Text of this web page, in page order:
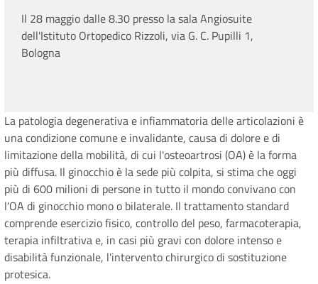
Il 28 maggio dalle 8.30 presso la sala Angiosuite
dell'Istituto Ortopedico Rizzoli, via G. C. Pupilli 1,
Bologna
La patologia degenerativa e infiammatoria delle articolazioni è
una condizione comune e invalidante, causa di dolore e di
limitazione della mobilità, di cui l'osteoartrosi (OA) è la forma
più diffusa. Il ginocchio è la sede più colpita, si stima che oggi
più di 600 milioni di persone in tutto il mondo convivano con
l'OA di ginocchio mono o bilaterale. Il trattamento standard
comprende esercizio fisico, controllo del peso, farmacoterapia,
terapia infiltrativa e, in casi più gravi con dolore intenso e
disabilità funzionale, l'intervento chirurgico di sostituzione
protesica.